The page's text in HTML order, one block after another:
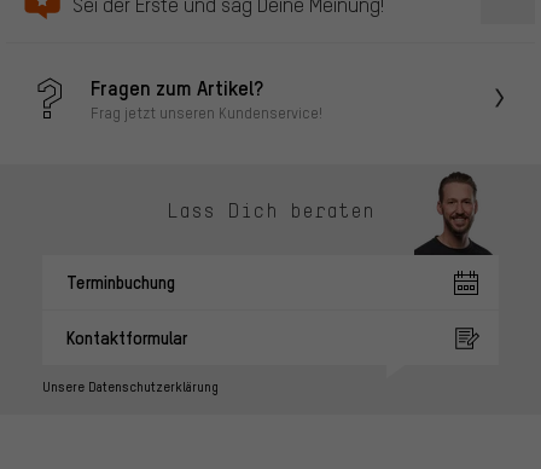
Fragen zum Artikel?
Frag jetzt unseren Kundenservice!
Lass Dich beraten
Terminbuchung
Kontaktformular
Unsere Datenschutzerklärung